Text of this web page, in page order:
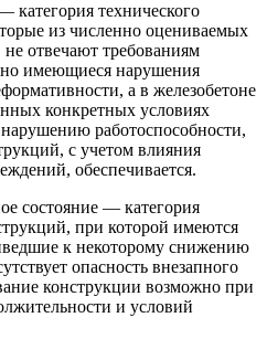
категория технического
из численно оцениваемых
отвечают требованиям
но имеющиеся нарушения
а в железобетоне
конкретных условиях
работоспособности,
с учетом влияния
обеспечивается.
состояние — категория
при которой имеются
к некоторому снижению
опасность внезапного
конструкции возможно при
и условий